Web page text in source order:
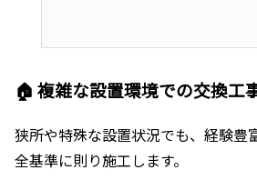
🏠 複雑な設置環境での交換工
狭所や特殊な設置状況でも、経験豊
全基準に則り施工します。